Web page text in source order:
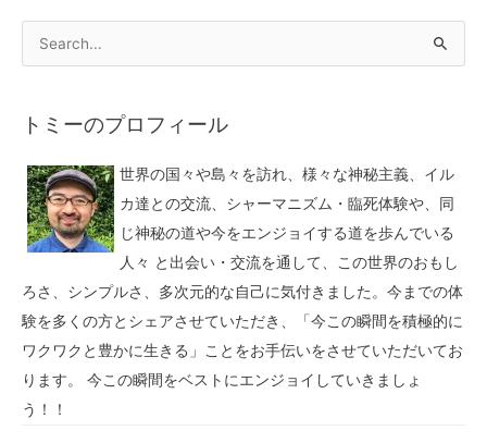
トミーのプロフィール
世界の国々や島々を訪れ、様々な神秘主義、イル
カ達との交流、シャーマニズム・臨死体験や、同
じ神秘の道や今をエンジョイする道を歩んでいる
人々 と出会い・交流を通して、この世界のおもし
ろさ、シンプルさ、多次元的な自己に気付きました。今までの体
験を多くの方とシェアさせていただき、「今この瞬間を積極的に
ワクワクと豊かに生きる」ことをお手伝いをさせていただいてお
ります。 今この瞬間をベストにエンジョイしていきましょ
う！！